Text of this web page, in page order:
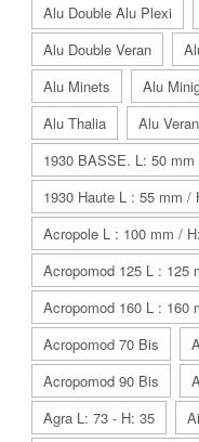
Alu Double Alu Plexi
Alu Double Veran
Alu Minets
Alu
Alu Thalia
Alu Veran
1930 BASSE. L: 50
1930 Haute L : 55 mm /
Acropole L : 100 mm /
Acropomod 125 L : 125
Acropomod 160 L : 160
Acropomod 70 Bis
Acropomod 90 Bis
Agra L: 73 - H: 35